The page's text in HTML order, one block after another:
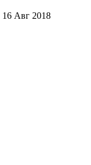
16 Авг 2018